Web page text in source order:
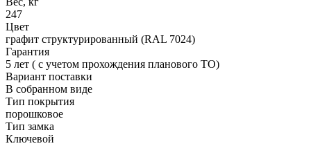
247
Цвет
графит структурированный (RAL 7024)
Гарантия
5 лет ( с учетом прохождения планового ТО)
Вариант поставки
В собранном виде
Тип покрытия
порошковое
Тип замка
Ключевой